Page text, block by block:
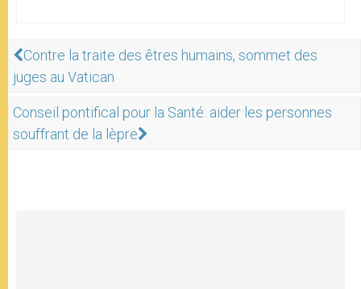
Contre la traite des êtres humains, sommet des
juges au Vatican
Conseil pontifical pour la Santé: aider les personnes
souffrant de la lèpre